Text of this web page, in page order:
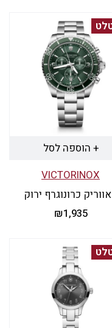
+ הוספה לסל
VICTORINOX
כרונוגרף ירוק
₪1,935